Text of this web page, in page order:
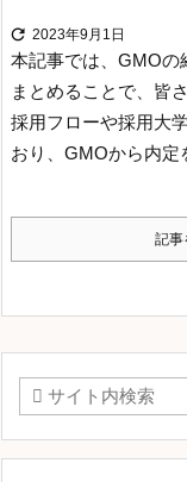
 2023年9月1日
本記事では、GMOの
まとめることで、皆
採用フローや採用大
おり、GMOから内定
記事